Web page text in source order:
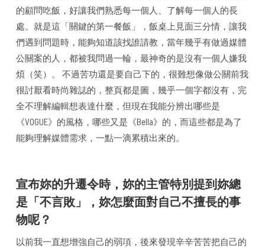
的顧問吃飯，好讓我們熟悉每一個人、了解每一個人的長
處。就是這「關鍵的第一餐飯」，飯桌上見面三分情，讓我
們遇到問題時，能夠知道該找誰請教，當年幾乎有做過媒體
公關案的人，都被我問過一輪，最神奇的是沒有一個人嫌我
煩（笑）。 不過苦功還是要自己下的，很難想像做公關前我
很討厭看時尚雜誌的，整頁都是圖，幾乎一個字都沒有，完
全不理解編輯想表達什麼，但現在我能分辨出哪些是
《VOGUE》的風格，哪些又是《Bella》的，而這些都是為了
能夠理解媒體需求，一點一滴累積出來的。
宣布妳的升遷令時，妳的主管特別提到妳總
是「不言敗」，妳怎麼面對自己不擅長的事
物呢？
以前我一直想增強自己的弱項，後來發現辛辛苦苦把自己的